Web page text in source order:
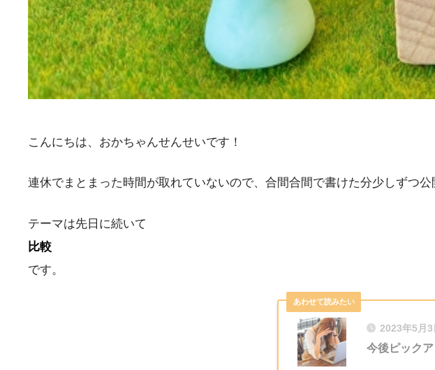
こんにちは、おかちゃんせんせいです！
連休でまとまった時間が取れていないので、合間合間で書けた分少しずつ公
テーマは先日に続いて
比較
です。
2023年5月3
今後ピック